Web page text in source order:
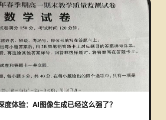
度体验：AI图像生成已经这么强了？